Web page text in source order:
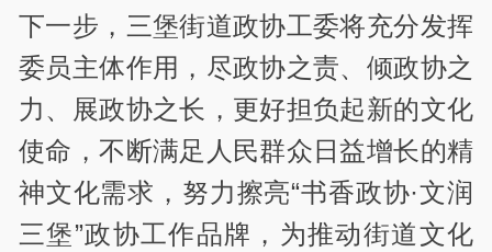
下一步，三堡街道政协工委将充分发挥
委员主体作用，尽政协之责、倾政协之
力、展政协之长，更好担负起新的文化
使命，不断满足人民群众日益增长的精
神文化需求，努力擦亮“书香政协·文润
三堡”政协工作品牌，为推动街道文化